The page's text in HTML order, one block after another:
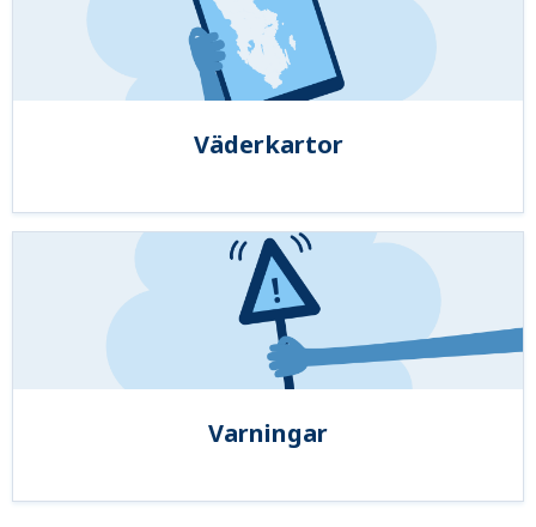
Väderkartor
Varningar